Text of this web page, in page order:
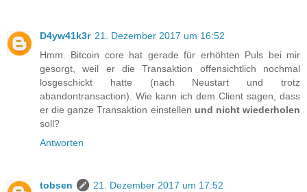
D4yw41k3r 21. Dezember 2017 um 16:52
Hmm. Bitcoin core hat gerade für erhöhten Puls bei mir
gesorgt, weil er die Transaktion offensichtlich nochmal
losgeschickt hatte (nach Neustart und trotz
abandontransaction). Wie kann ich dem Client sagen, dass
er die ganze Transaktion einstellen und nicht wiederholen
soll?
Antworten
tobsen
21. Dezember 2017 um 17:52